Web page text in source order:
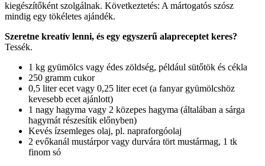
kiegészítőként szolgálnak. Következtetés: A mártogatós szósz
mindig egy tökéletes ajándék.
Szeretne kreatív lenni, és egy egyszerű alapreceptet keres?
Tessék.
1 kg gyümölcs vagy édes zöldség, például sütőtök és cékla
250 gramm cukor
0,5 liter ecet vagy 0,25 liter ecet (a fanyar gyümölcshöz
kevesebb ecet ajánlott)
1 nagy hagyma vagy 2 közepes hagyma (általában a sárga
hagymát részesítik előnyben)
Kevés ízsemleges olaj, pl. napraforgóolaj
2 evőkanál mustárpor vagy durvára tört mustármag, 1 tk
finom só